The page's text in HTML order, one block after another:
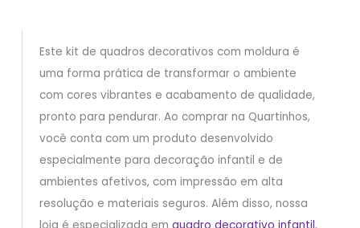
Este kit de quadros decorativos com moldura é
uma forma prática de transformar o ambiente
com cores vibrantes e acabamento de qualidade,
pronto para pendurar. Ao comprar na Quartinhos,
você conta com um produto desenvolvido
especialmente para decoração infantil e de
ambientes afetivos, com impressão em alta
resolução e materiais seguros. Além disso, nossa